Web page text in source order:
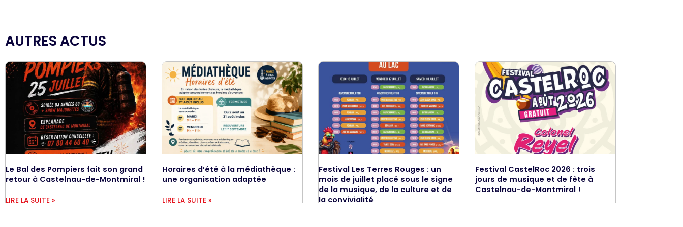
AUTRES ACTUS
Le Bal des Pompiers fait son grand
retour à Castelnau-de-Montmiral !
LIRE LA SUITE »
Horaires d’été à la médiathèque :
une organisation adaptée
LIRE LA SUITE »
Festival Les Terres Rouges : un
mois de juillet placé sous le signe
de la musique, de la culture et de
la convivialité
Festival CastelRoc 2026 : trois
jours de musique et de fête à
Castelnau-de-Montmiral !